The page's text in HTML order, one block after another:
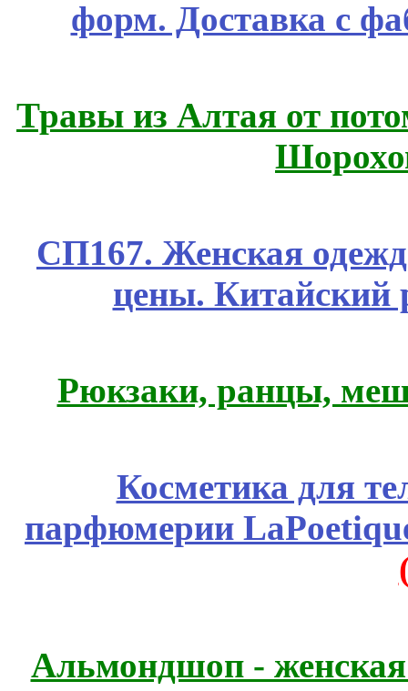
форм. Доставка с
Травы из Алтая от
СП167. Женская
цены. Китайский
Рюкзаки, ранцы,
Косметика для
парфюмерии
Альмондшоп -